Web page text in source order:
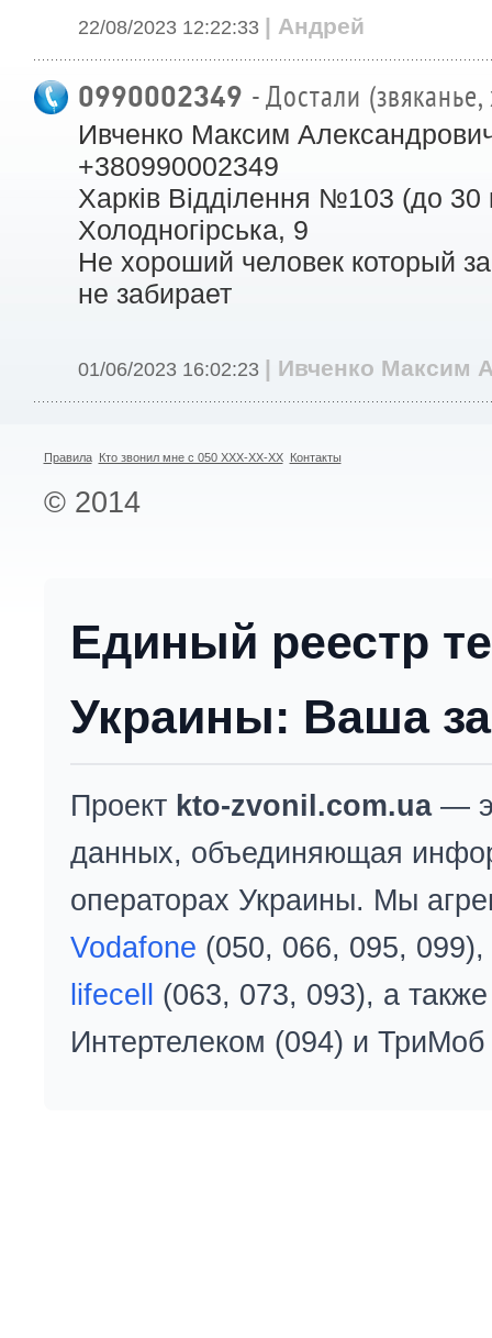
22/08/2023 12:22:33 | Андрей
0990002349 - Достали (звяканье,
Ивченко Максим
+380990002349
Харків Відділення №103 (до 30
Холодногірська, 9
Не хороший человек который
не забирает
01/06/2023 16:02:23 | Ивченко Максим
Правила Кто звонил мне с 050 XXX-XX-XX Контакты
© 2014
Единый реестр
Украины: Ваша
Проект kto-zvonil.com.ua—
данных, объединяющая
операторах Украины. Мы
Vodafone (050, 066, 095, 099),
lifecell
(063, 073, 093), а
Интертелеком (094) и ТриМоб